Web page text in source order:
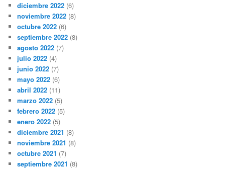
diciembre 2022 (6)
noviembre 2022 (8)
octubre 2022 (6)
septiembre 2022 (8)
agosto 2022 (7)
julio 2022 (4)
junio 2022 (7)
mayo 2022 (6)
abril 2022 (11)
marzo 2022 (5)
febrero 2022 (5)
enero 2022 (5)
diciembre 2021 (8)
noviembre 2021 (8)
octubre 2021 (7)
septiembre 2021 (8)